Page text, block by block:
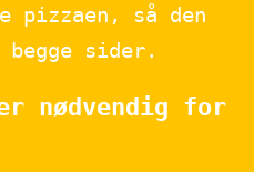
pizzaen, så den
begge sider.
nødvendig for